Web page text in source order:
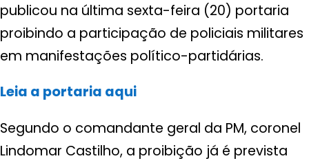
publicou na última sexta-feira (20) portaria
proibindo a participação de policiais militares
em manifestações político-partidárias.
Leia a portaria aqui
Segundo o comandante geral da PM, coronel
Lindomar Castilho, a proibição já é prevista